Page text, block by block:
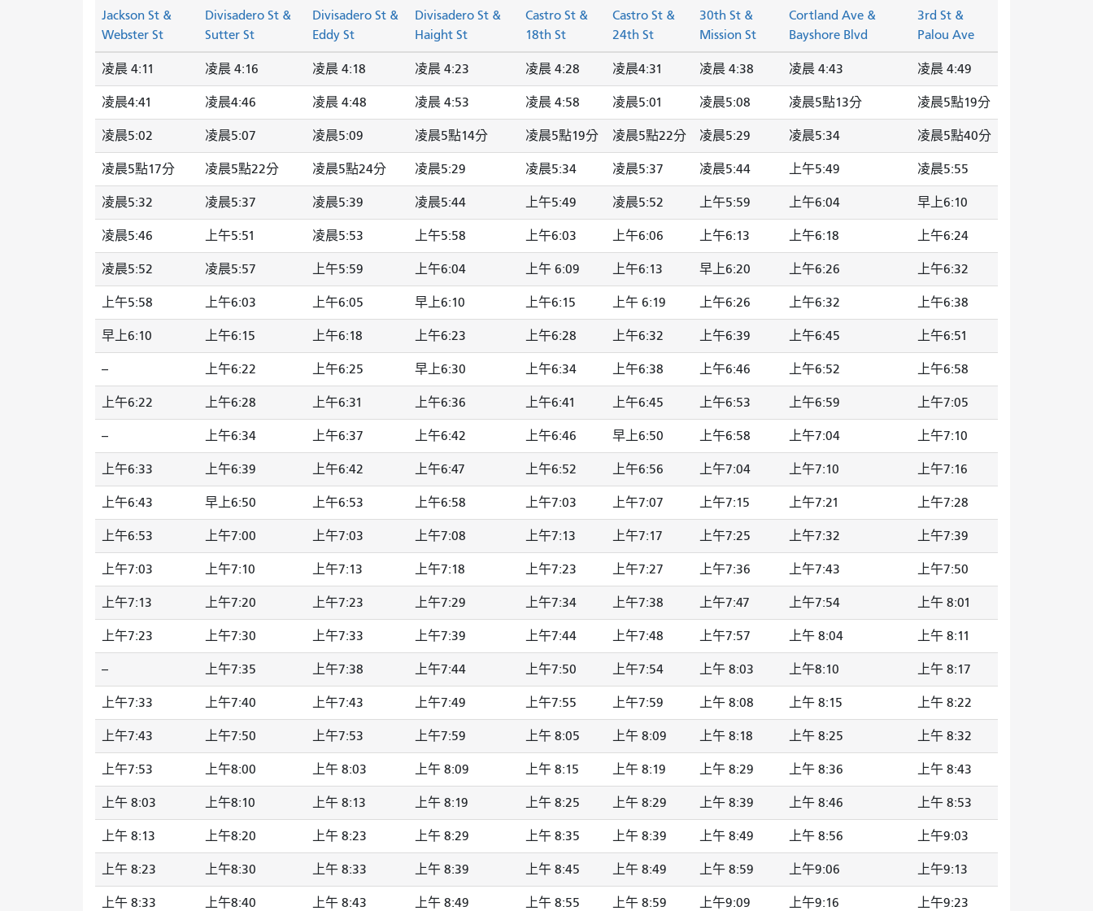
Jackson St &
Webster St
Divisadero St &
Sutter St
Divisadero St &
Eddy St
Divisadero St &
Haight St
Castro St &
18th St
Castro St &
24th St
30th St &
Mission St
Cortland Ave &
Bayshore Blvd
3rd St &
Palou Ave
凌晨 4:11 凌晨 4:16 凌晨 4:18 凌晨 4:23 凌晨 4:28 凌晨4:31 凌晨 4:38 凌晨 4:43 凌晨 4:49
凌晨4:41 凌晨4:46 凌晨 4:48 凌晨 4:53 凌晨 4:58 凌晨5:01 凌晨5:08 凌晨5點13分 凌晨5點19分
凌晨5:02 凌晨5:07 凌晨5:09 凌晨5點14分 凌晨5點19分 凌晨5點22分 凌晨5:29 凌晨5:34 凌晨5點40分
凌晨5點17分 凌晨5點22分 凌晨5點24分 凌晨5:29 凌晨5:34 凌晨5:37 凌晨5:44 上午5:49 凌晨5:55
凌晨5:32 凌晨5:37 凌晨5:39 凌晨5:44 上午5:49 凌晨5:52 上午5:59 上午6:04 早上6:10
凌晨5:46 上午5:51 凌晨5:53 上午5:58 上午6:03 上午6:06 上午6:13 上午6:18 上午6:24
凌晨5:52 凌晨5:57 上午5:59 上午6:04 上午 6:09 上午6:13 早上6:20 上午6:26 上午6:32
上午5:58 上午6:03 上午6:05 早上6:10 上午6:15 上午 6:19 上午6:26 上午6:32 上午6:38
早上6:10 上午6:15 上午6:18 上午6:23 上午6:28 上午6:32 上午6:39 上午6:45 上午6:51
-- 上午6:22 上午6:25 早上6:30 上午6:34 上午6:38 上午6:46 上午6:52 上午6:58
上午6:22 上午6:28 上午6:31 上午6:36 上午6:41 上午6:45 上午6:53 上午6:59 上午7:05
-- 上午6:34 上午6:37 上午6:42 上午6:46 早上6:50 上午6:58 上午7:04 上午7:10
上午6:33 上午6:39 上午6:42 上午6:47 上午6:52 上午6:56 上午7:04 上午7:10 上午7:16
上午6:43 早上6:50 上午6:53 上午6:58 上午7:03 上午7:07 上午7:15 上午7:21 上午7:28
上午6:53 上午7:00 上午7:03 上午7:08 上午7:13 上午7:17 上午7:25 上午7:32 上午7:39
上午7:03 上午7:10 上午7:13 上午7:18 上午7:23 上午7:27 上午7:36 上午7:43 上午7:50
上午7:13 上午7:20 上午7:23 上午7:29 上午7:34 上午7:38 上午7:47 上午7:54 上午 8:01
上午7:23 上午7:30 上午7:33 上午7:39 上午7:44 上午7:48 上午7:57 上午 8:04 上午 8:11
-- 上午7:35 上午7:38 上午7:44 上午7:50 上午7:54 上午 8:03 上午8:10 上午 8:17
上午7:33 上午7:40 上午7:43 上午7:49 上午7:55 上午7:59 上午 8:08 上午 8:15 上午 8:22
上午7:43 上午7:50 上午7:53 上午7:59 上午 8:05 上午 8:09 上午 8:18 上午 8:25 上午 8:32
上午7:53 上午8:00 上午 8:03 上午 8:09 上午 8:15 上午 8:19 上午 8:29 上午 8:36 上午 8:43
上午 8:03 上午8:10 上午 8:13 上午 8:19 上午 8:25 上午 8:29 上午 8:39 上午 8:46 上午 8:53
上午 8:13 上午8:20 上午 8:23 上午 8:29 上午 8:35 上午 8:39 上午 8:49 上午 8:56 上午9:03
上午 8:23 上午8:30 上午 8:33 上午 8:39 上午 8:45 上午 8:49 上午 8:59 上午9:06 上午9:13
上午 8:33 上午8:40 上午 8:43 上午 8:49 上午 8:55 上午 8:59 上午9:09 上午9:16 上午9:23